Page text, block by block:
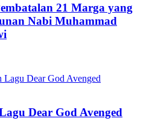
21 Marga yang
Nabi Muhammad
Dear God Avenged